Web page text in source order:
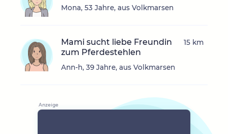
Mona, 53 Jahre, aus Volkmarsen
Mami sucht liebe Freundin
zum Pferdestehlen
Ann-h, 39 Jahre, aus Volkmarsen
15 km